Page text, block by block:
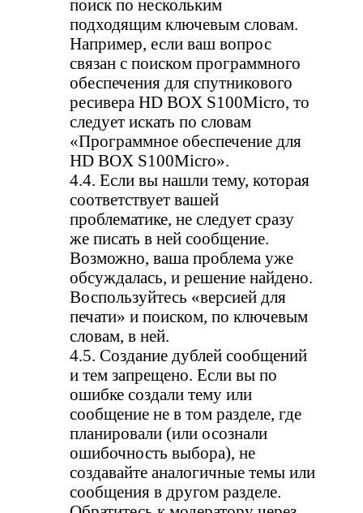
поиск по нескольким
подходящим ключевым словам.
Например, если ваш вопрос
связан с поиском программного
обеспечения для спутникового
ресивера HD BOX S100Micro, то
следует искать по словам
«Программное обеспечение для
HD BOX S100Micro».
4.4. Если вы нашли тему, которая
соответствует вашей
проблематике, не следует сразу
же писать в ней сообщение.
Возможно, ваша проблема уже
обсуждалась, и решение найдено.
Воспользуйтесь «версией для
печати» и поиском, по ключевым
словам, в ней.
4.5. Создание дублей сообщений
и тем запрещено. Если вы по
ошибке создали тему или
сообщение не в том разделе, где
планировали (или осознали
ошибочность выбора), не
создавайте аналогичные темы или
сообщения в другом разделе.